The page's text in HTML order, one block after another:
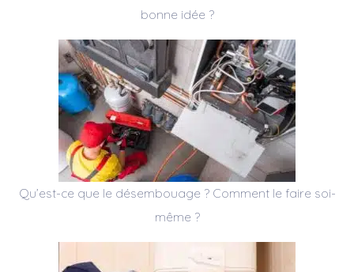
bonne idée ?
Qu’est-ce que le désembouage ? Comment le faire soi-
même ?